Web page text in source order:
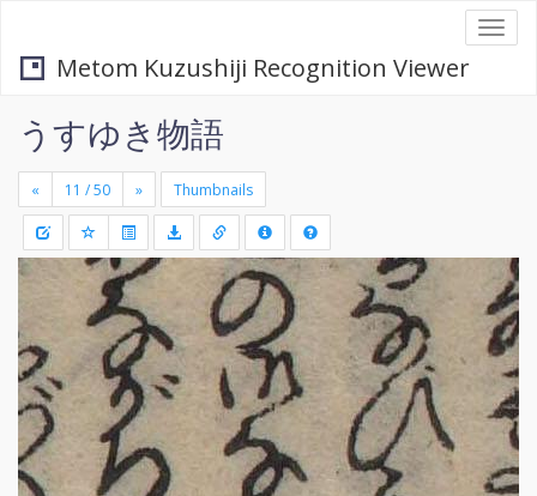
Metom Kuzushiji Recognition Viewer
うすゆき物語
« » Thumbnails
+
-
Draw
a